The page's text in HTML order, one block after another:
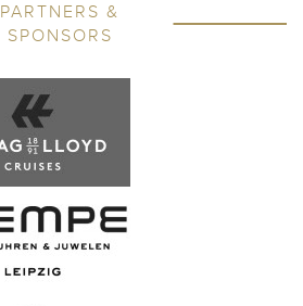
PARTNERS &
SPONSORS